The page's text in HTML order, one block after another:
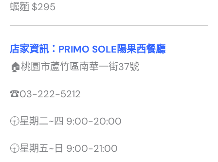
蠣麵 $295
店家資訊： PRIMO SOLE陽果西餐廳
🏠桃園市蘆竹區南華一街37號
☎03-222-5212
🕤星期二~四 9:00-20:00
🕤星期五~日 9:00-21:00